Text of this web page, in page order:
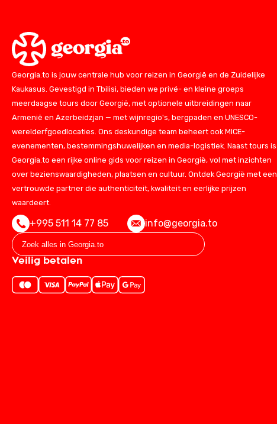
Georgia.to is jouw centrale hub voor reizen in Georgië en de Zuidelijke
Kaukasus. Gevestigd in Tbilisi, bieden we privé- en kleine groeps
meerdaagse tours door Georgië, met optionele uitbreidingen naar
Armenië en Azerbeidzjan — met wijnregio's, bergpaden en UNESCO-
werelderfgoedlocaties. Ons deskundige team beheert ook MICE-
evenementen, bestemmingshuwelijken en media-logistiek. Naast tours is
Georgia.to een rijke online gids voor reizen in Georgië, vol met inzichten
over bezienswaardigheden, plaatsen en cultuur. Ontdek Georgië met een
vertrouwde partner die authenticiteit, kwaliteit en eerlijke prijzen
waardeert.
+995 511 14 77 85 info@georgia.to
Veilig betalen